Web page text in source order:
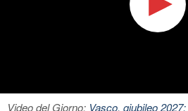
Video del Giorno: Vasco, giubileo